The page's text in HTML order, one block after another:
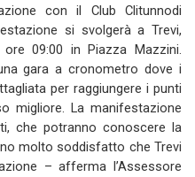
con il Club Clitunnodi
si svolgerà a Trevi,
09:00 in Piazza Mazzini.
gara a cronometro dove i
per raggiungere i punti
migliore. La manifestazione
che potranno conoscere la
molto soddisfatto che Trevi
– afferma l’Assessore